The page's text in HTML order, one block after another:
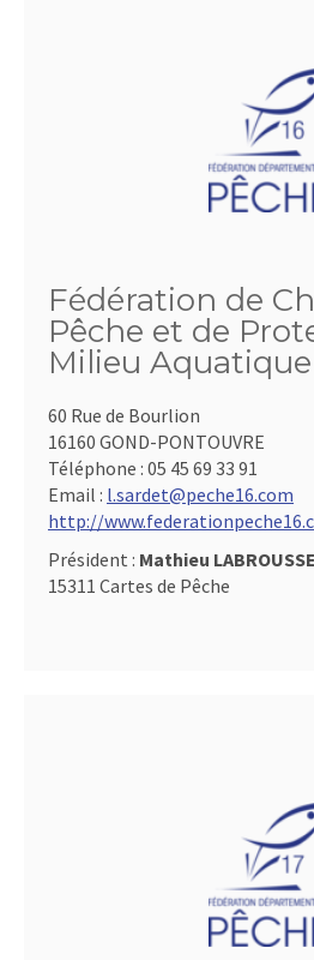
Fédération de
Pêche et de
Milieu Aquatique
60 Rue de Bourlion
16160 GOND-PONTOUVRE
Téléphone : 05 45 69 33 91
Email : l.sardet@peche16.com
http://
Président : Mathieu LABROUSSE
15311 Cartes de Pêche